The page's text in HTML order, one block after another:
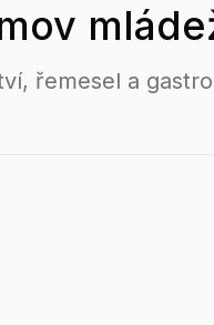
řemesel a